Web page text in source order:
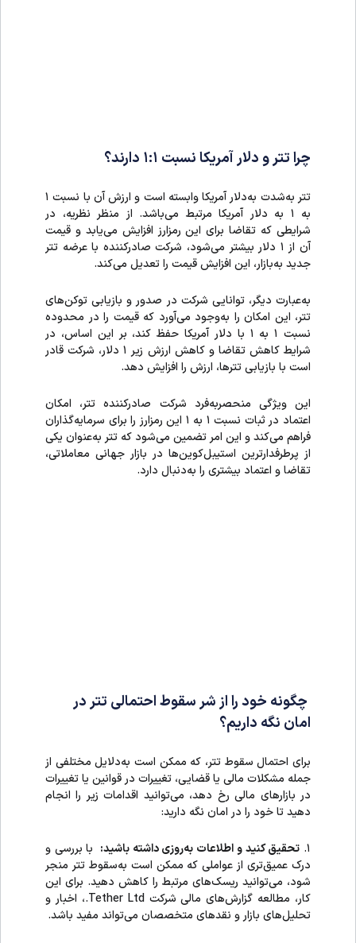
چرا تتر و دلار آمریکا نسبت ۱:۱ دارند؟
تتر به‌شدت به‌دلار آمریکا وابسته است و ارزش آن با نسبت ۱
به ۱ به دلار آمریکا مرتبط می‌باشد. از منظر نظریه، در
شرایطی که تقاضا برای این رمزارز افزایش می‌یابد و قیمت
آن از ۱ دلار بیشتر می‌شود، شرکت صادرکننده با عرضه تتر
جدید به‌بازار، این افزایش قیمت را تعدیل می‌کند.
به‌عبارت دیگر، توانایی شرکت در صدور و بازیابی توکن‌های
تتر، این امکان را به‌وجود می‌آورد که قیمت را در محدوده
نسبت ۱ به ۱ با دلار آمریکا حفظ کند، بر این اساس، در
شرایط کاهش تقاضا و کاهش ارزش زیر ۱ دلار، شرکت قادر
است با بازیابی تترها، ارزش را افزایش دهد.
این ویژگی منحصربه‌فرد شرکت صادرکننده تتر، امکان
اعتماد در ثبات نسبت ۱ به ۱ این رمزارز را برای سرمایه‌گذاران
فراهم می‌کند و این امر تضمین می‌شود که تتر به‌عنوان یکی
از پرطرفدارترین استیبل‌کوین‌ها در بازار جهانی معاملاتی،
تقاضا و اعتماد بیشتری را به‌دنبال دارد.
چگونه خود را از شر سقوط احتمالی تتر در
امان نگه داریم؟
برای احتمال سقوط تتر، که ممکن است به‌دلایل مختلفی از
جمله مشکلات مالی یا قضایی، تغییرات در قوانین یا تغییرات
در بازارهای مالی رخ دهد، می‌توانید اقدامات زیر را انجام
دهید تا خود را در امان نگه دارید:
۱. تحقیق کنید و اطلاعات به‌روزی داشته باشید: با بررسی و
درک عمیق‌تری از عواملی که ممکن است به‌سقوط تتر منجر
شود، می‌توانید ریسک‌های مرتبط را کاهش دهید. برای این
کار، مطالعه گزارش‌های مالی شرکت Tether Ltd.، اخبار و
تحلیل‌های بازار و نقدهای متخصصان می‌تواند مفید باشد.